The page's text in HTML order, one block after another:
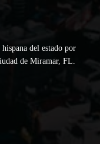
del estado por
de Miramar, FL.